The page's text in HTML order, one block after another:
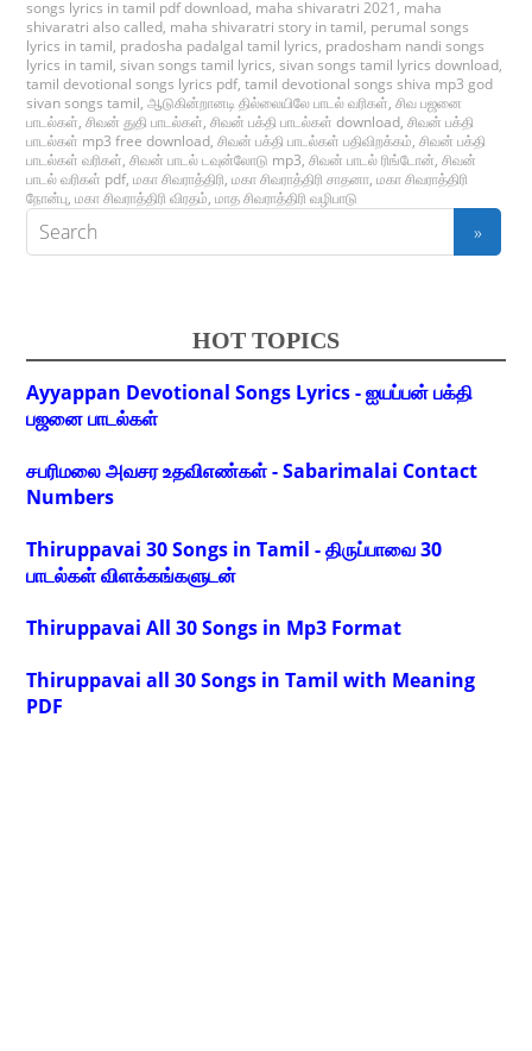
songs lyrics in tamil pdf download, maha shivaratri 2021 , maha
shivaratri also called, maha shivaratri story in tamil, perumal songs
lyrics in tamil, pradosha padalgal tamil lyrics, pradosham nandi songs
lyrics in tamil,sivan songs tamil lyrics,sivan songs tamil lyrics download,
tamil devotional songs lyrics pdf,tamil devotional songs shiva mp3 god
sivan songs tamil,ஆடுகின்றானடி தில்லையிலே பாடல் வரிகள்,சிவ பஜனை
பாடல்கள்,சிவன் துதி பாடல்கள்,சிவன் பக்தி பாடல்கள் download,சிவன் பக்தி
பாடல்கள் mp3 free download,சிவன் பக்தி பாடல்கள் பதிவிறக்கம்,சிவன் பக்தி
பாடல்கள் வரிகள்,சிவன் பாடல் டவுன்லோடு mp3,சிவன் பாடல் ரிங்டோன்,சிவன்
பாடல் வரிகள் pdf,மகா சிவராத்திரி,மகா சிவராத்திரி சாதனா,மகா சிவராத்திரி
நோன்பு,மகா சிவராத்திரி விரதம்,மாத சிவராத்திரி வழிபாடு
HOT TOPICS
Ayyappan Devotional Songs Lyrics - ஐயப்பன் பக்தி
பஜனை பாடல்கள்
சபரிமலை அவசர உதவிஎண்கள் - Sabarimalai Contact
Numbers
Thiruppavai 30 Songs in Tamil - திருப்பாவை 30
பாடல்கள் விளக்கங்களுடன்
Thiruppavai All 30 Songs in Mp3 Format
Thiruppavai all 30 Songs in Tamil with Meaning
PDF